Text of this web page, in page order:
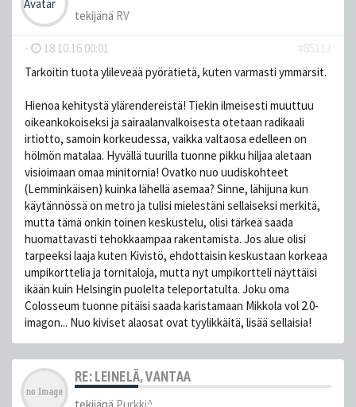
tekijänä RV
- 18.10.16 00:01
#85113
Tarkoitin tuota ylileveää pyörätietä, kuten varmasti ymmärsit.
Hienoa kehitystä ylärendereistä! Tiekin ilmeisesti muuttuu
oikeankokoiseksi ja sairaalanvalkoisesta otetaan radikaali
irtiotto, samoin korkeudessa, vaikka valtaosa edelleen on
hölmön matalaa. Hyvällä tuurilla tuonne pikku hiljaa aletaan
visioimaan omaa minitornia! Ovatko nuo uudiskohteet
(Lemminkäisen) kuinka lähellä asemaa? Sinne, lähijuna kun
käytännössä on metro ja tulisi mielestäni sellaiseksi merkitä,
mutta tämä onkin toinen keskustelu, olisi tärkeä saada
huomattavasti tehokkaampaa rakentamista. Jos alue olisi
tarpeeksi laaja kuten Kivistö, ehdottaisin keskustaan korkeaa
umpikorttelia ja tornitaloja, mutta nyt umpikortteli näyttäisi
ikään kuin Helsingin puolelta teleportatulta. Joku oma
Colosseum tuonne pitäisi saada karistamaan Mikkola vol 2.0-
imagon... Nuo kiviset alaosat ovat tyylikkäitä, lisää sellaisia!
RE: LEINELÄ, VANTAA